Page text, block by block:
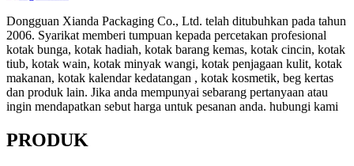
Dongguan Xianda Packaging Co., Ltd. telah ditubuhkan pada tahun
2006. Syarikat memberi tumpuan kepada percetakan profesional
kotak bunga, kotak hadiah, kotak barang kemas, kotak cincin, kotak
tiub, kotak wain, kotak minyak wangi, kotak penjagaan kulit, kotak
makanan, kotak kalendar kedatangan , kotak kosmetik, beg kertas
dan produk lain. Jika anda mempunyai sebarang pertanyaan atau
ingin mendapatkan sebut harga untuk pesanan anda. hubungi kami
PRODUK